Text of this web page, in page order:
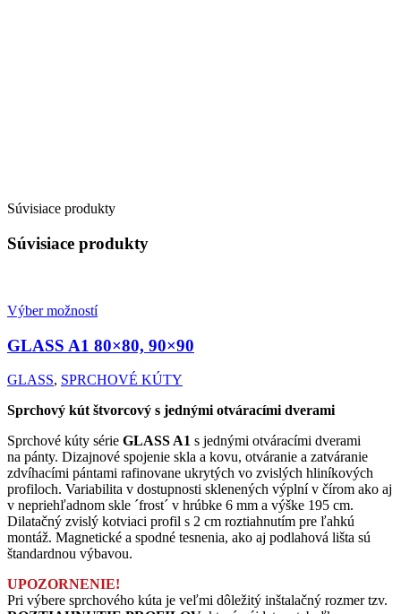
Súvisiace produkty
Súvisiace produkty
Výber možností
GLASS A1 80×80, 90×90
GLASS, SPRCHOVÉ KÚTY
Sprchový kút štvorcový s jednými otváracími dverami
Sprchové kúty série GLASS A1 s jednými otváracími dverami
na pánty. Dizajnové spojenie skla a kovu, otváranie a zatváranie
zdvíhacími pántami rafinovane ukrytých vo zvislých hliníkových
profiloch. Variabilita v dostupnosti sklenených výplní v čírom ako aj
v nepriehľadnom skle ´frost´ v hrúbke 6 mm a výške 195 cm.
Dilatačný zvislý kotviaci profil s 2 cm roztiahnutím pre ľahkú
montáž. Magnetické a spodné tesnenia, ako aj podlahová lišta sú
štandardnou výbavou.
UPOZORNENIE!
Pri výbere sprchového kúta je veľmi dôležitý inštalačný rozmer tzv.